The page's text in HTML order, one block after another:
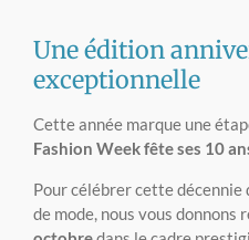
Une édition
exceptionnelle
Cette année marque une
Fashion Week fête ses 10
Pour célébrer cette
de mode, nous vous donnons